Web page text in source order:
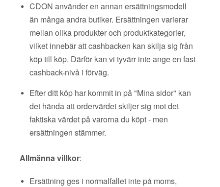
CDON använder en annan ersättningsmodell
än många andra butiker. Ersättningen varierar
mellan olika produkter och produktkategorier,
vilket innebär att cashbacken kan skilja sig från
köp till köp. Därför kan vi tyvärr inte ange en fast
cashback-nivå i förväg.
Efter ditt köp har kommit in på "Mina sidor" kan
det hända att ordervärdet skiljer sig mot det
faktiska värdet på varorna du köpt - men
ersättningen stämmer.
Allmänna villkor:
Ersättning ges i normalfallet inte på moms,